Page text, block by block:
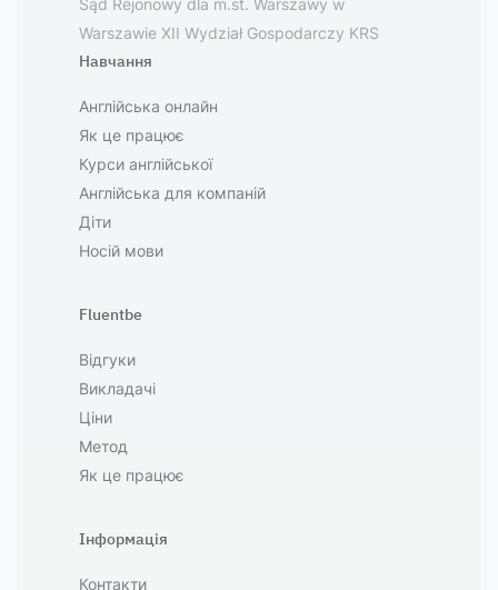
Sąd Rejonowy dla m.st. Warszawy w
Warszawie XII Wydział Gospodarczy KRS
Навчання
Англійська онлайн
Як це працює
Курси англійської
Англійська для компаній
Діти
Носій мови
Fluentbe
Відгуки
Викладачі
Ціни
Метод
Як це працює
Інформація
Контакти